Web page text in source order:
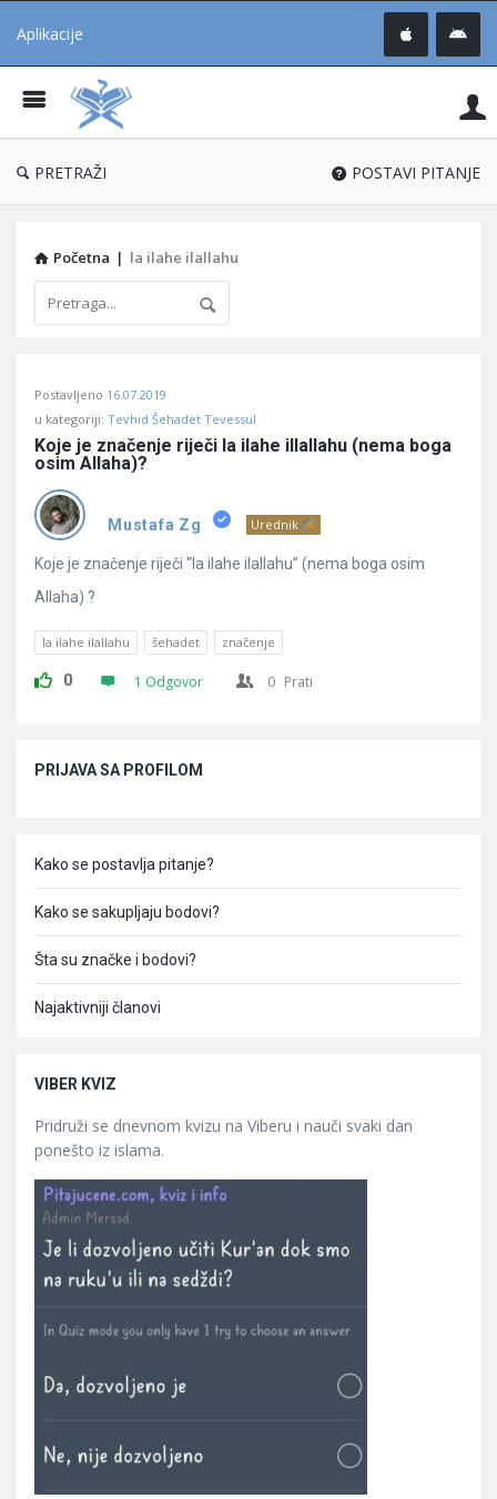
Aplikacije
®
PRETRAŽI POSTAVI PITANJE
Početna | la ilahe ilallahu
Učene
Latest
Pitanja
Postavljeno 16.07.2019
u kategoriji: Tevhid Šehadet Tevessul
Koje je značenje riječi la ilahe illallahu (nema boga
osim Allaha)?
Mustafa Zg Urednik
Koje je značenje riječi “la ilahe ilallahu” (nema boga osim
Allaha) ?
la ilahe ilallahu šehadet značenje
0 1 Odgovor 0 Prati
PRIJAVA SA PROFILOM
Kako se postavlja pitanje?
Kako se sakupljaju bodovi?
Šta su značke i bodovi?
Najaktivniji članovi
VIBER KVIZ
Pridruži se dnevnom kvizu na Viberu i nauči svaki dan
ponešto iz islama.